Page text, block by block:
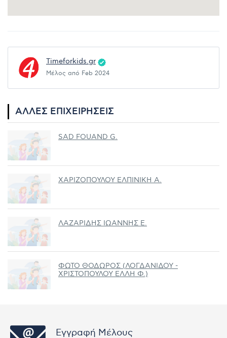
Timeforkids.gr
Μέλος από Feb 2024
ΆΛΛΕΣ ΕΠΙΧΕΙΡΉΣΕΙΣ
SAD FOUAND G.
ΧΑΡΙΖΟΠΟΥΛΟΥ ΕΛΠΙΝΙΚΗ Α.
ΛΑΖΑΡΙΔΗΣ ΙΩΑΝΝΗΣ Ε.
ΦΩΤΟ ΘΟΔΩΡΟΣ (ΛΟΓΔΑΝΙΔΟΥ -
ΧΡΙΣΤΟΠΟΥΛΟΥ ΕΛΛΗ Φ.)
Εγγραφή Μέλους